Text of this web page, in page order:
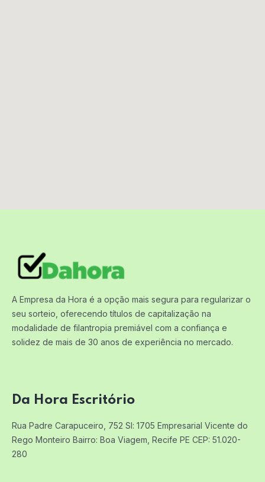
A Empresa da Hora é a opção mais segura para regularizar o
seu sorteio, oferecendo títulos de capitalização na
modalidade de filantropia premiável com a confiança e
solidez de mais de 30 anos de experiência no mercado.
Da Hora Escritório
Rua Padre Carapuceiro, 752 Sl: 1705 Empresarial Vicente do
Rego Monteiro Bairro: Boa Viagem, Recife PE CEP: 51.020-
280